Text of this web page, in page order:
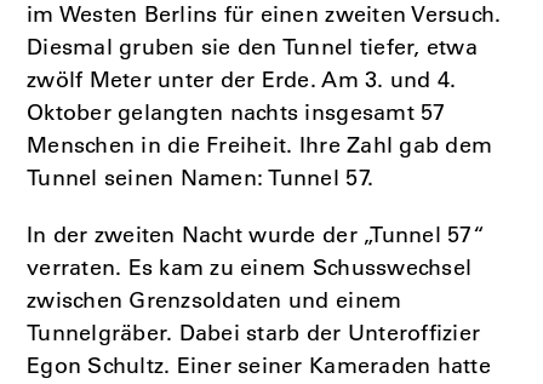
im Westen Berlins für einen zweiten Versuch.
Diesmal gruben sie den Tunnel tiefer, etwa
zwölf Meter unter der Erde. Am 3. und 4.
Oktober gelangten nachts insgesamt 57
Menschen in die Freiheit. Ihre Zahl gab dem
Tunnel seinen Namen: Tunnel 57.
In der zweiten Nacht wurde der „Tunnel 57“
verraten. Es kam zu einem Schusswechsel
zwischen Grenzsoldaten und einem
Tunnelgräber. Dabei starb der Unteroffizier
Egon Schultz. Einer seiner Kameraden hatte